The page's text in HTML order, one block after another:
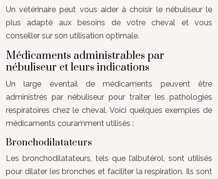
Un vétérinaire peut vous aider à choisir le nébuliseur le
plus adapté aux besoins de votre cheval et vous
conseiller sur son utilisation optimale.
Médicaments administrables par
nébuliseur et leurs indications
Un large éventail de médicaments peuvent être
administrés par nébuliseur pour traiter les pathologies
respiratoires chez le cheval. Voici quelques exemples de
médicaments couramment utilisés :
Bronchodilatateurs
Les bronchodilatateurs, tels que l’albutérol, sont utilisés
pour dilater les bronches et faciliter la respiration. Ils sont